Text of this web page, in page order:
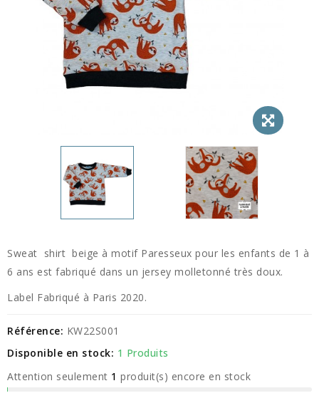
Sweat shirt beige à motif Paresseux pour les enfants de 1 à
6 ans est fabriqué dans un jersey molletonné très doux.
Label Fabriqué à Paris 2020.
Référence: KW22S001
Disponible en stock: 1 Produits
Attention seulement 1 produit(s) encore en stock